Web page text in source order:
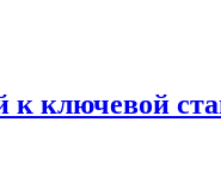
к ключевой